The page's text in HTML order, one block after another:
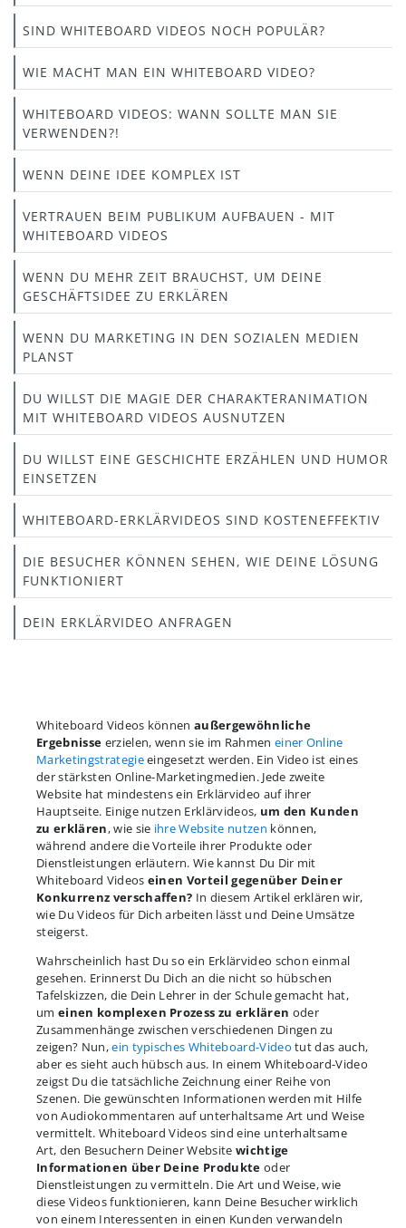
SIND WHITEBOARD VIDEOS NOCH POPULÄR?
WIE MACHT MAN EIN WHITEBOARD VIDEO?
WHITEBOARD VIDEOS: WANN SOLLTE MAN SIE
VERWENDEN?!
WENN DEINE IDEE KOMPLEX IST
VERTRAUEN BEIM PUBLIKUM AUFBAUEN - MIT
WHITEBOARD VIDEOS
WENN DU MEHR ZEIT BRAUCHST, UM DEINE
GESCHÄFTSIDEE ZU ERKLÄREN
WENN DU MARKETING IN DEN SOZIALEN MEDIEN
PLANST
DU WILLST DIE MAGIE DER CHARAKTERANIMATION
MIT WHITEBOARD VIDEOS AUSNUTZEN
DU WILLST EINE GESCHICHTE ERZÄHLEN UND HUMOR
EINSETZEN
WHITEBOARD-ERKLÄRVIDEOS SIND KOSTENEFFEKTIV
DIE BESUCHER KÖNNEN SEHEN, WIE DEINE LÖSUNG
FUNKTIONIERT
DEIN ERKLÄRVIDEO ANFRAGEN
Whiteboard Videos können außergewöhnliche
Ergebnisse erzielen, wenn sie im Rahmen einer Online
Marketingstrategieeingesetzt werden. Ein Video ist eines
der stärksten Online-Marketingmedien. Jede zweite
Website hat mindestens ein Erklärvideo auf ihrer
Hauptseite. Einige nutzen Erklärvideos, um den Kunden
zu erklären, wie sie ihre Website nutzen können,
während andere die Vorteile ihrer Produkte oder
Dienstleistungen erläutern. Wie kannst Du Dir mit
Whiteboard Videos einen Vorteil gegenüber Deiner
Konkurrenz verschaffen? In diesem Artikel erklären wir,
wie Du Videos für Dich arbeiten lässt und Deine Umsätze
steigerst.
Wahrscheinlich hast Du so ein Erklärvideo schon einmal
gesehen. Erinnerst Du Dich an die nicht so hübschen
Tafelskizzen, die Dein Lehrer in der Schule gemacht hat,
um einen komplexen Prozess zu erklären oder
Zusammenhänge zwischen verschiedenen Dingen zu
zeigen? Nun,ein typisches Whiteboard-Video tut das auch,
aber es sieht auch hübsch aus. In einem Whiteboard-Video
zeigst Du die tatsächliche Zeichnung einer Reihe von
Szenen. Die gewünschten Informationen werden mit Hilfe
von Audiokommentaren auf unterhaltsame Art und Weise
vermittelt. Whiteboard Videos sind eine unterhaltsame
Art, den Besuchern Deiner Website wichtige
Informationen über Deine Produkte oder
Dienstleistungen zu vermitteln. Die Art und Weise, wie
diese Videos funktionieren, kann Deine Besucher wirklich
von einem Interessenten in einen Kunden verwandeln